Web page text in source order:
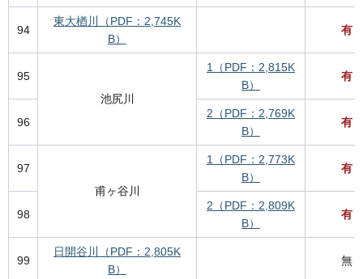
94
東大楢川（PDF：2,745K
B）
有
95
池尻川
1（PDF：2,815K
B）
有
96
2（PDF：2,769K
B）
有
97
甫ヶ谷川
1（PDF：2,773K
B）
有
98
2（PDF：2,809K
B）
有
99
日開谷川（PDF：2,805K
B）
無